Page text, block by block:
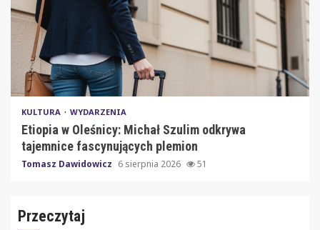
KULTURA WYDARZENIA
Etiopia w Oleśnicy: Michał Szulim odkrywa
tajemnice fascynujących plemion
Tomasz Dawidowicz 6 sierpnia 2026 51
Przeczytaj